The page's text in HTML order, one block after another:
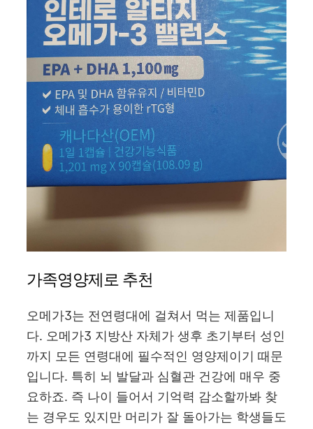
가족영양제로 추천
오메가3는 전연령대에 걸쳐서 먹는 제품입니
다. 오메가3 지방산 자체가 생후 초기부터 성인
까지 모든 연령대에 필수적인 영양제이기 때문
입니다. 특히 뇌 발달과 심혈관 건강에 매우 중
요하죠. 즉 나이 들어서 기억력 감소할까봐 찾
는 경우도 있지만 머리가 잘 돌아가는 학생들도